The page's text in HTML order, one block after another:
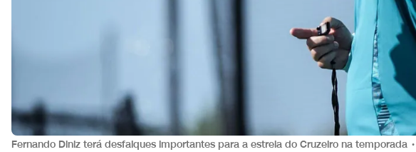
Fernando Diniz terá desfalques importantes para a estreia do Cruzeiro na temporada •